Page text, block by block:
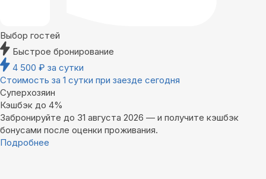
Выбор гостей
Быстрое бронирование
4 500 ₽ за сутки
Стоимость за 1 сутки при заезде сегодня
Суперхозяин
Кэшбэк до 4%
Забронируйте до 31 августа 2026 — и получите кэшбэк
бонусами после оценки проживания.
Подробнее